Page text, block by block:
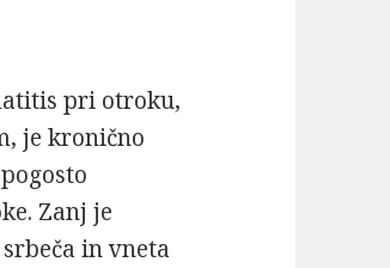
pri otroku,
je kronično
Zanj je
in vneta